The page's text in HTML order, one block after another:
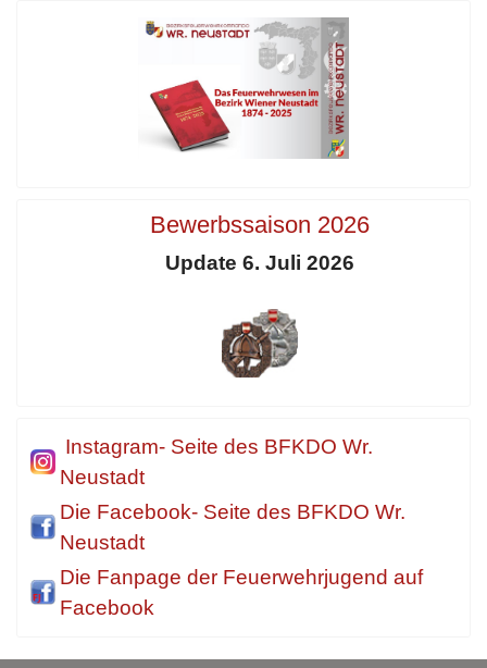
Bewerbssaison 2026
Update 6. Juli 2026
Instagram- Seite des BFKDO Wr.
Neustadt
Die Facebook- Seite des BFKDO Wr.
Neustadt
Die Fanpage der Feuerwehrjugend auf
Facebook